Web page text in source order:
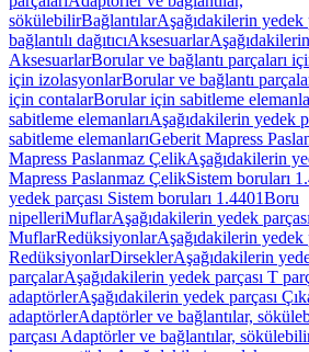
sökülebilirBağlantılarAşağıdakilerin yedek
bağlantılı dağıtıcıAksesuarlar
AksesuarlarBorular ve bağlantı parçaları
için izolasyonlarBorular ve bağlantı
için contalarBorular için sabitleme
sabitleme elemanlarıAşağıdakilerin yedek
sabitleme elemanlarıGeberit Mapress
Mapress Paslanmaz ÇelikAşağıdakilerin
Mapress Paslanmaz ÇelikSistem boruları
yedek parçası Sistem boruları 1.4401Boru
nipelleriMuflarAşağıdakilerin yedek parçası
MuflarRedüksiyonlarAşağıdakilerin yedek
RedüksiyonlarDirseklerAşağıdakilerin
parçalarAşağıdakilerin yedek parçası T
adaptörlerAşağıdakilerin yedek parçası
adaptörlerAdaptörler ve bağlantılar,
parçası Adaptörler ve bağlantılar,